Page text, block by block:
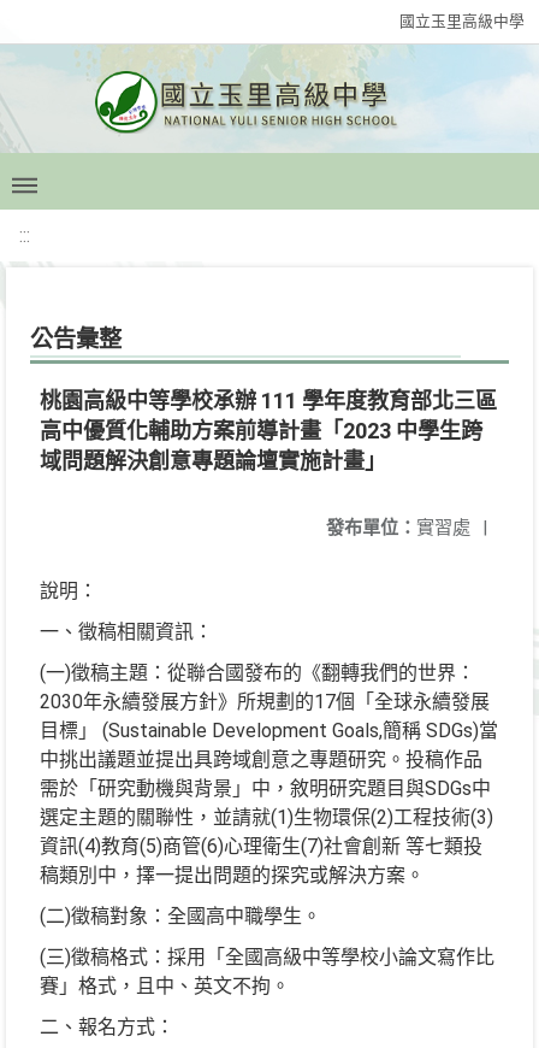
國立玉里高級中學
:::
公告彙整
桃園高級中等學校承辦 111 學年度教育部北三區
高中優質化輔助方案前導計畫「2023 中學生跨
域問題解決創意專題論壇實施計畫」
發布單位： 實習處 |
說明：
一、徵稿相關資訊：
(一)徵稿主題：從聯合國發布的《翻轉我們的世界：
2030年永續發展方針》所規劃的17個「全球永續發展
目標」 (Sustainable Development Goals,簡稱 SDGs)當
中挑出議題並提出具跨域創意之專題研究。投稿作品
需於「研究動機與背景」中，敘明研究題目與SDGs中
選定主題的關聯性，並請就(1)生物環保(2)工程技術(3)
資訊(4)教育(5)商管(6)心理衛生(7)社會創新 等七類投
稿類別中，擇一提出問題的探究或解決方案。
(二)徵稿對象：全國高中職學生。
(三)徵稿格式：採用「全國高級中等學校小論文寫作比
賽」格式，且中、英文不拘。
二、報名方式：